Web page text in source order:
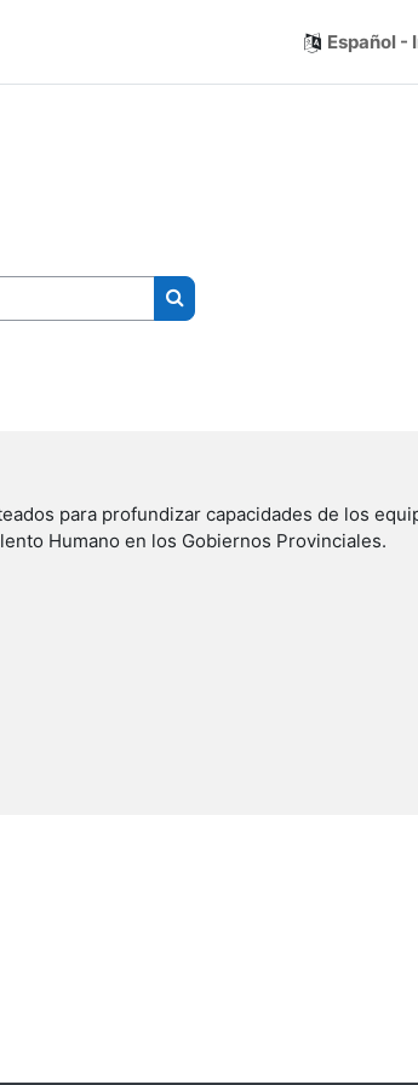
Español -
Buscar cursos
para profundizar capacidades de los
Humano en los Gobiernos Provinciales.